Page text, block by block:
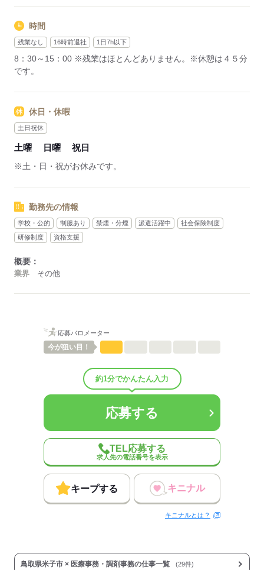
時間
残業なし 16時前退社 1日7h以下
8：30～15：00 ※残業はほとんどありません。※休憩は４５分
です。
休日・休暇
土日祝休
土曜 日曜 祝日
※土・日・祝がお休みです。
勤務先の情報
学校・公的 制服あり 禁煙・分煙 派遣活躍中
社会保険制度
研修制度
資格支援
概要：
業界 その他
応募バロメーター
今が狙い目！
約1分でかんたん入力
応募する
TEL応募する
求人先の電話番号を表示
キープする キニナル
キニナルとは？
鳥取県米子市 × 医療事務・調剤事務の仕事一覧 (29件)